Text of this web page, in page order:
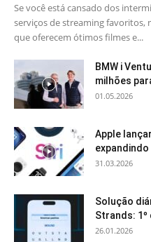
Se você está cansado dos
serviços de streaming
que oferecem ótimos filmes e...
BMW i
milhões
01.05.2026
Apple
31.03.2026
Solução
Strands: 1º
26.01.2026